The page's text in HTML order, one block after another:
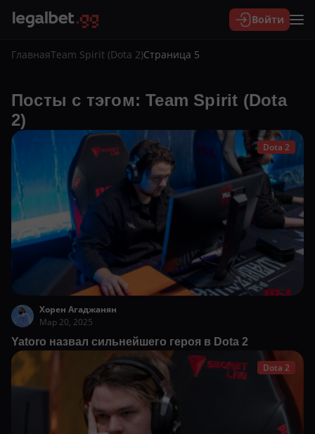
Войти
ГлавнаяTeam Spirit (Dota 2)Страница 5
Посты с тэгом: Team Spirit (Dota
2)
Dota 2
Хорен Агаджанян
Мар 20, 2025
Yatoro назвал сильнейшего героя в Dota 2
Dota 2